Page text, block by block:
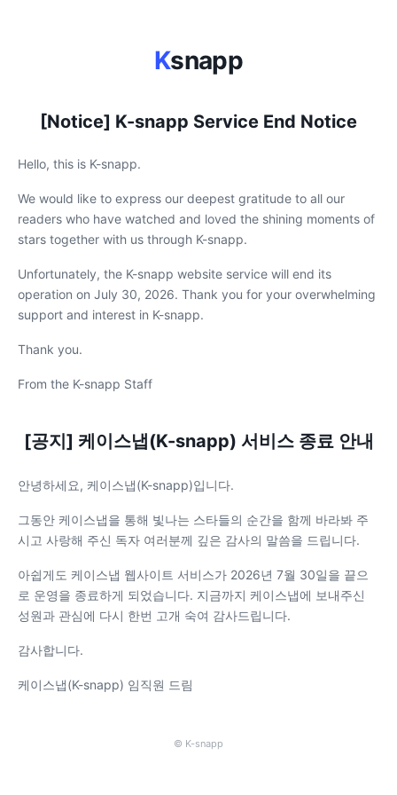
Ksnapp
[Notice] K-snapp Service End Notice
Hello, this is K-snapp.
We would like to express our deepest gratitude to all our
readers who have watched and loved the shining moments of
stars together with us through K-snapp.
Unfortunately, the K-snapp website service will end its
operation on July 30, 2026. Thank you for your overwhelming
support and interest in K-snapp.
Thank you.
From the K-snapp Staff
[공지] 케이스냅(K-snapp) 서비스 종료 안내
안녕하세요, 케이스냅(K-snapp)입니다.
그동안 케이스냅을 통해 빛나는 스타들의 순간을 함께 바라봐 주
시고 사랑해 주신 독자 여러분께 깊은 감사의 말씀을 드립니다.
아쉽게도 케이스냅 웹사이트 서비스가 2026년 7월 30일을 끝으
로 운영을 종료하게 되었습니다. 지금까지 케이스냅에 보내주신
성원과 관심에 다시 한번 고개 숙여 감사드립니다.
감사합니다.
케이스냅(K-snapp) 임직원 드림
© K-snapp